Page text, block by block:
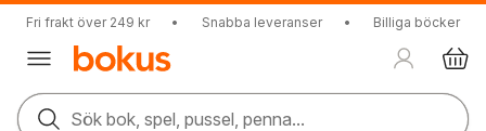
Fri frakt över 249 kr • Snabba leveranser • Billiga böcker
Sök bok, spel, pussel, penna...